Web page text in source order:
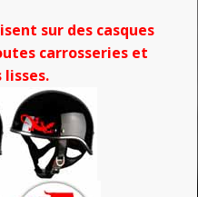
sur des casques
carrosseries et
lisses.